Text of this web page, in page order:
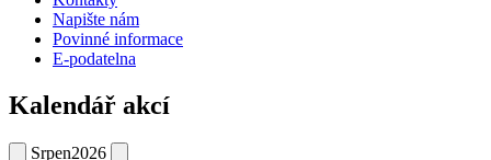
Napište nám
Povinné informace
E-podatelna
Kalendář akcí
Srpen2026